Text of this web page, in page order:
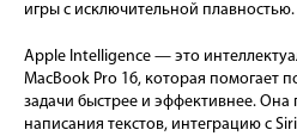
игры с исключительной плавностью.
Apple Intelligence — это
MacBook Pro 16, которая помогает
задачи быстрее и эффективнее. Она
написания текстов, интеграцию с